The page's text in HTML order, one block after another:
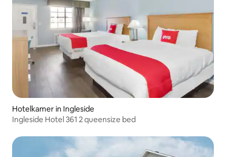
Hotelkamer in Ingleside
Ingleside Hotel 361 2 queensize bed